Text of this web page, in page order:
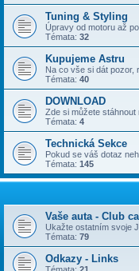
Tuning & Styling
Úpravy od motoru až
Témata: 32
Kupujeme Astru
Na co vše si dát pozor,
Témata: 40
DOWNLOAD
Zde si můžete
Témata: 4
Technická Sekce
Pokud se váš dotaz
Témata: 145
Vaše auta - Club
Ukažte ostatním svoje
Témata: 79
Odkazy - Links